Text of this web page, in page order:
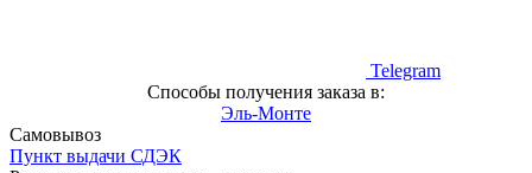
Telegram
Способы получения заказа в:
Эль-Монте
Самовывоз
Пункт выдачи СДЭК